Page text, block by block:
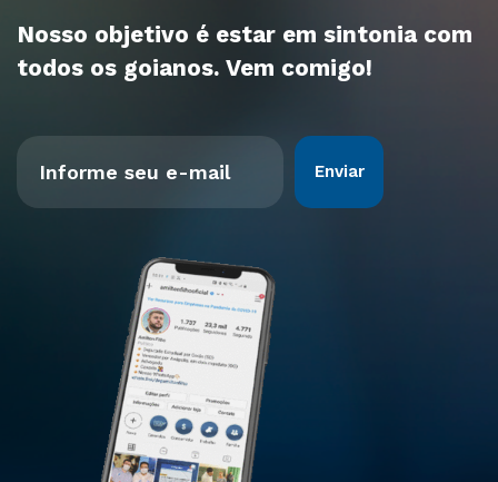
Nosso objetivo é estar em sintonia com
todos os goianos. Vem comigo!
Enviar